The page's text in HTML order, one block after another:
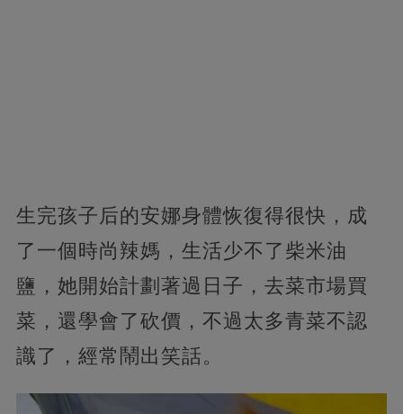
生完孩子后的安娜身體恢復得很快，成
了一個時尚辣媽，生活少不了柴米油
鹽，她開始計劃著過日子，去菜市場買
菜，還學會了砍價，不過太多青菜不認
識了，經常鬧出笑話。